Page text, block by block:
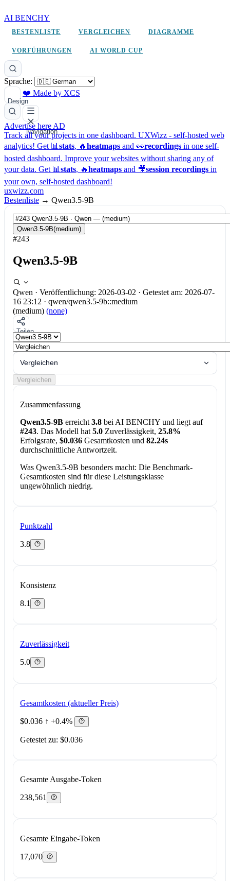
AI BENCHY
BESTENLISTE VERGLEICHEN DIAGRAMME
VORFÜHRUNGEN AI WORLD CUP
Sprache:
Design
❤️ Made by XCS
Navigation
Advertise here AD
Track all your projects in one dashboard. UXWizz - self-hosted web
analytics! Get 📊 stats, 🔥heatmaps and 👀recordings in one self-
hosted dashboard. Improve your websites without sharing any of
your data. Get 📊 stats, 🔥heatmaps and 🎥session recordings in
your own, self-hosted dashboard!
uxwizz.com
Bestenliste → Qwen3.5-9B
Qwen3.5-9B(medium)
#243
Qwen3.5-9B
Qwen · Veröffentlichung: 2026-03-02 · Getestet am: 2026-07-
16 23:12 · qwen/qwen3.5-9b::medium
(medium) (none)
Teilen
Vergleichen
Vergleichen
Zusammenfassung
Qwen3.5-9Berreicht 3.8bei AI BENCHY und liegt auf
#243. Das Modell hat 5.0Zuverlässigkeit, 25.8%
Erfolgsrate, $0.036Gesamtkosten und 82.24s
durchschnittliche Antwortzeit.
Was Qwen3.5-9B besonders macht: Die Benchmark-
Gesamtkosten sind für diese Leistungsklasse
ungewöhnlich niedrig.
Punktzahl
3.8
Konsistenz
8.1
Zuverlässigkeit
5.0
Gesamtkosten (aktueller Preis)
$0.036 ↑ +0.4%
Getestet zu: $0.036
Gesamte Ausgabe-Token
238,561
Gesamte Eingabe-Token
17,070